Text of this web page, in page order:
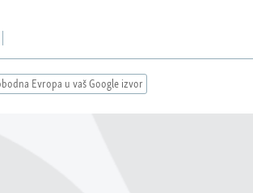
Evropa u vaš Google izvor